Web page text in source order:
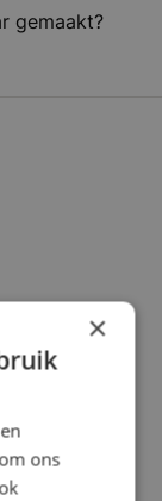
gemaakt?
×
ons